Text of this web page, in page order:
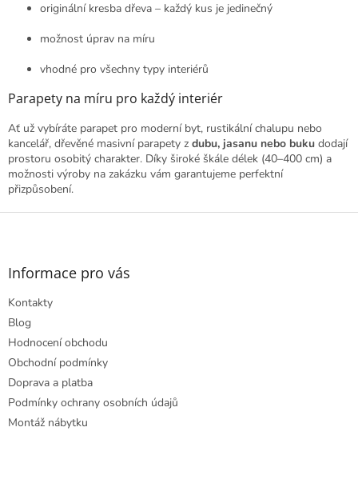
originální kresba dřeva – každý kus je jedinečný
možnost úprav na míru
vhodné pro všechny typy interiérů
Parapety na míru pro každý interiér
Ať už vybíráte parapet pro moderní byt, rustikální chalupu nebo
kancelář, dřevěné masivní parapety z dubu, jasanu nebo buku dodají
prostoru osobitý charakter. Díky široké škále délek (40–400 cm) a
možnosti výroby na zakázku vám garantujeme perfektní
přizpůsobení.
Z
Informace pro vás
Kontakty
Blog
Hodnocení obchodu
Obchodní podmínky
Doprava a platba
Podmínky ochrany osobních údajů
Montáž nábytku